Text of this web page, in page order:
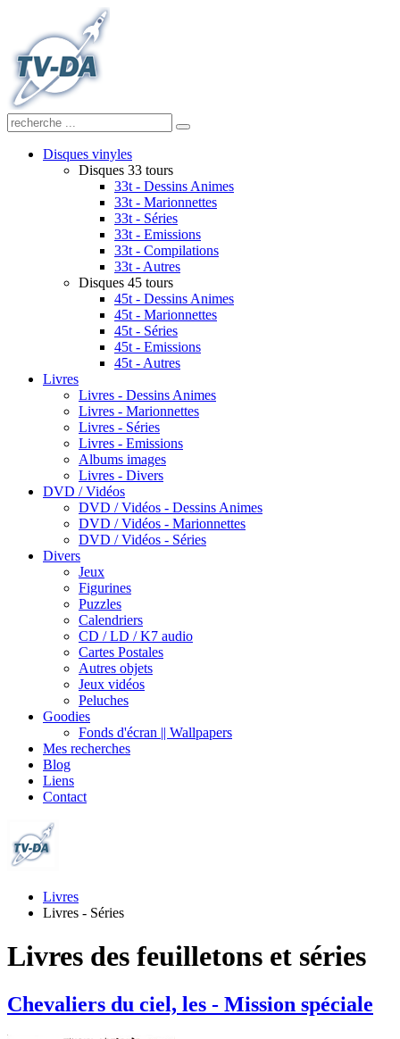
Disques vinyles
Disques 33 tours
33t - Dessins Animes
33t - Marionnettes
33t - Séries
33t - Emissions
33t - Compilations
33t - Autres
Disques 45 tours
45t - Dessins Animes
45t - Marionnettes
45t - Séries
45t - Emissions
45t - Autres
Livres
Livres - Dessins Animes
Livres - Marionnettes
Livres - Séries
Livres - Emissions
Albums images
Livres - Divers
DVD / Vidéos
DVD / Vidéos - Dessins Animes
DVD / Vidéos - Marionnettes
DVD / Vidéos - Séries
Divers
Jeux
Figurines
Puzzles
Calendriers
CD / LD / K7 audio
Cartes Postales
Autres objets
Jeux vidéos
Peluches
Goodies
Fonds d'écran || Wallpapers
Mes recherches
Blog
Liens
Contact
Livres
Livres - Séries
Livres des feuilletons et séries
Chevaliers du ciel, les - Mission spéciale